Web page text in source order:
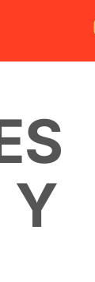
Y